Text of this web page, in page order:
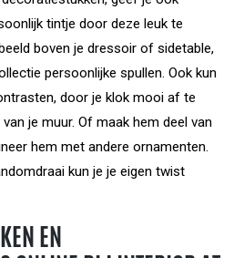
tintje door deze leuk te
boven je dressoir of sidetable,
persoonlijke spullen. Ook kun
door je klok mooi af te
je muur. Of maak hem deel van
hem met andere ornamenten.
kun je je eigen twist
EN